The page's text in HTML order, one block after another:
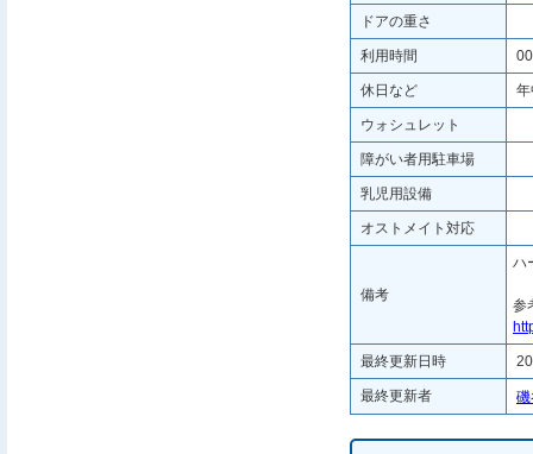
ドアの重さ
利用時間
休日など
ウォシュレット
障がい者用駐車場
乳児用設備
オストメイト対応
備考
ハ
参
最終更新日時
最終更新者